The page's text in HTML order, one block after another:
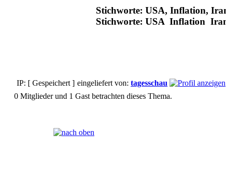
Stichworte: USA, Inflation,
Stichworte: USA Inflation
IP: [ Gespeichert ] eingeliefert von: tagesschau
0 Mitglieder und 1 Gast betrachten dieses Thema.